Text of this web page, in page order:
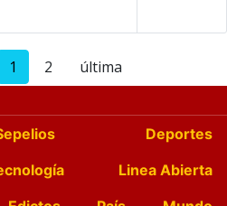
1 2 última
Deportes
Linea Abierta